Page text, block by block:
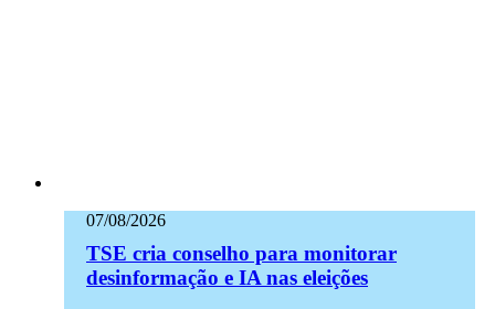
07/08/2026
TSE cria conselho para monitorar
desinformação e IA nas eleições